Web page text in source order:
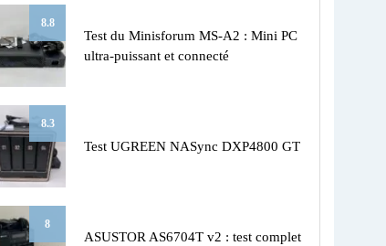
8.8
Test du Minisforum MS-A2 : Mini PC
ultra-puissant et connecté
8.3
Test UGREEN NASync DXP4800 GT
8
ASUSTOR AS6704T v2 : test complet